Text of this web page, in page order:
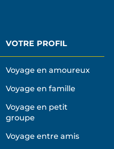
VOTRE PROFIL
Voyage en amoureux
Voyage en famille
Voyage en petit
groupe
Voyage entre amis